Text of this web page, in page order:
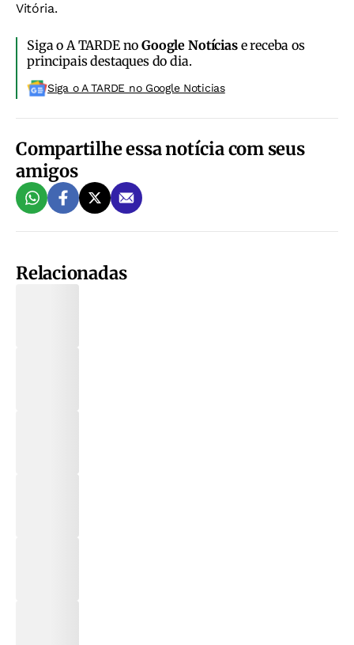
Vitória.
Siga o A TARDE noGoogle Notíciase receba os
principais destaques do dia.
Siga o A TARDE no Google Noticias
Compartilhe essa notícia com seus
amigos
Relacionadas